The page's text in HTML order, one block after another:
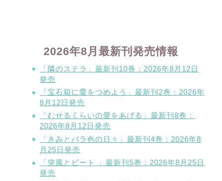
2026年8月最新刊発売情報
「隣のステラ」最新刊10巻：2026年8月12日
発売
「宝石箱に愛をつめよう」最新刊2巻：2026年
8月12日発売
「むせるくらいの愛をあげる」最新刊8巻：
2026年8月12日発売
「きみとバラ色の日々」最新刊4巻：2026年8
月25日発売
「突風とビート 」最新刊5巻：2026年8月25日
発売